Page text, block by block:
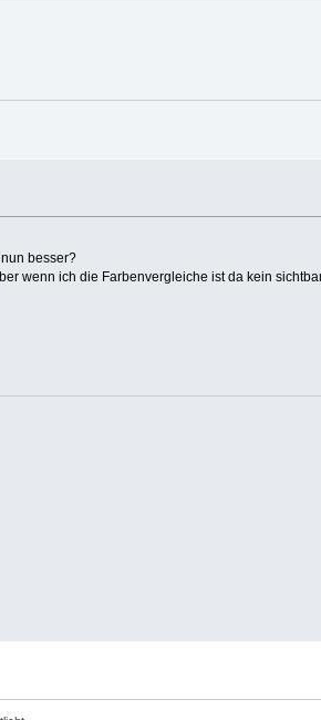
besser?
wenn ich die Farbenvergleiche ist da kein